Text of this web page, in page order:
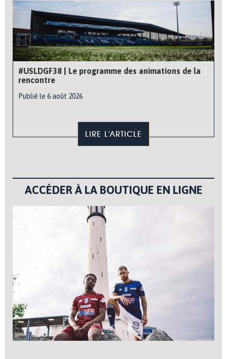
#USLDGF38 | Le programme des animations de la
rencontre
Publié le 6 août 2026
LIRE L'ARTICLE
ACCÉDER À LA BOUTIQUE EN LIGNE